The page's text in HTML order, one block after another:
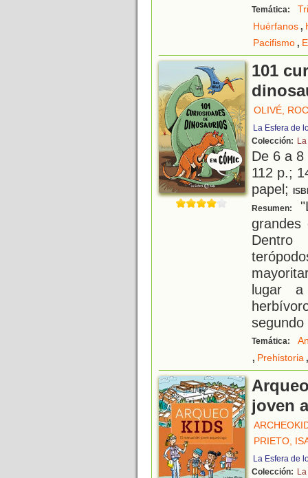
Temática:
Huérfanos,
Pacifismo,
101
OLIVÉ, ROC
La Esfera de
Colección:
De 6 a
112 p.;
papel;
Resumen:
grandes
lugar
Temática:
, Prehistoria
joven
PRIETO,
La Esfera de
Colección: